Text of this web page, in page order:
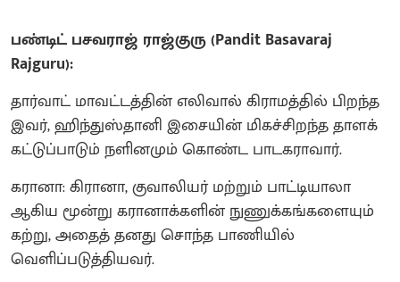
பண்டிட் பசவராஜ் ராஜ்குரு (Pandit Basavaraj
Rajguru):
தார்வாட் மாவட்டத்தின் எலிவால் கிராமத்தில் பிறந்த
இவர், ஹிந்துஸ்தானி இசையின் மிகச்சிறந்த தாளக்
கட்டுப்பாடும் நளினமும் கொண்ட பாடகராவார்.
கரானா: கிரானா, குவாலியர் மற்றும் பாட்டியாலா
ஆகிய மூன்று கரானாக்களின் நுணுக்கங்களையும்
கற்று, அதைத் தனது சொந்த பாணியில்
வெளிப்படுத்தியவர்.